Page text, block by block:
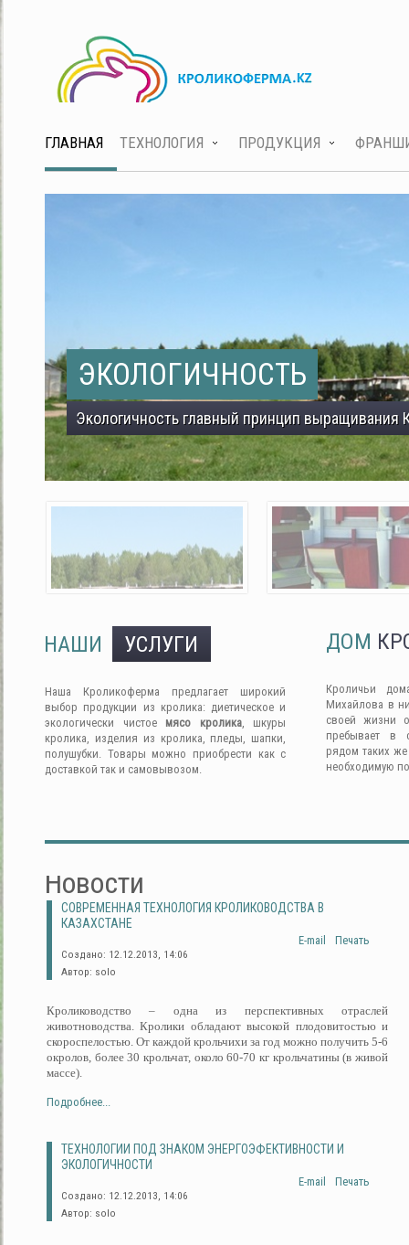
ГЛАВНАЯ ТЕХНОЛОГИЯ ПРОДУКЦИЯ
ЭКОЛОГИЧНОСТЬ
Экологичность главный принцип выращивания
НАШИ УСЛУГИ
Наша Кроликоферма предлагает широкий
выбор продукции из кролика: диетическое и
экологически чистое мясо кролика, шкуры
кролика, изделия из кролика, пледы, шапки,
полушубки. Товары можно приобрести как с
доставкой так и самовывозом.
ДОМ
Кроличьи
Михайлова в
своей жизни
пребывает в
рядом таких
необходимую
Новости
СОВРЕМЕННАЯ ТЕХНОЛОГИЯ КРОЛИКОВОДСТВА В
КАЗАХСТАНЕ
Печать
E-mail
Создано: 12.12.2013, 14:06
Автор: solo
Кролиководство – одна из перспективных отраслей
животноводства. Кролики обладают высокой плодовитостью и
скороспелостью. От каждой крольчихи за год можно получить 5-6
окролов, более 30 крольчат, около 60-70 кг крольчатины (в живой
массе).
Подробнее...
ТЕХНОЛОГИИ ПОД ЗНАКОМ ЭНЕРГОЭФЕКТИВНОСТИ И
ЭКОЛОГИЧНОСТИ
Печать
E-mail
Создано: 12.12.2013, 14:06
Автор: solo